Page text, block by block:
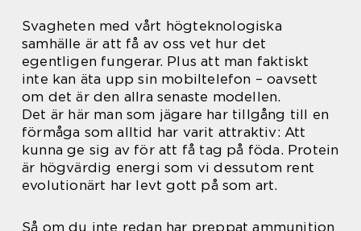
Svagheten med vårt högteknologiska
samhälle är att få av oss vet hur det
egentligen fungerar. Plus att man faktiskt
inte kan äta upp sin mobiltelefon – oavsett
om det är den allra senaste modellen.
Det är här man som jägare har tillgång till en
förmåga som alltid har varit attraktiv: Att
kunna ge sig av för att få tag på föda. Protein
är högvärdig energi som vi dessutom rent
evolutionärt har levt gott på som art.
Så om du inte redan har preppat ammunition